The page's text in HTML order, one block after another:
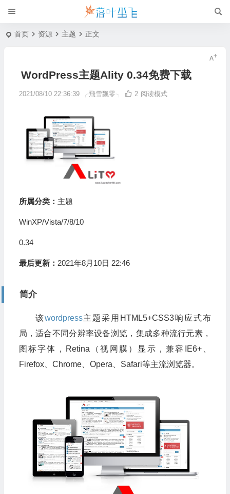
首页 资源 主题 正文
WordPress主题Ality 0.34免费下载
2021/08/10 22:36:39 ╭飛雪飄零╮ 2 阅读模式
所属分类： 主题
WinXP/Vista/7/8/10
0.34
最后更新： 2021年8月10日 22:46
简介
该wordpress主题采用HTML5+CSS3响应式布
局，适合不同分辨率设备浏览，集成多种流行元素，
图标字体，Retina（视网膜）显示，兼容IE6+、
Firefox、Chrome、Opera、Safari等主流浏览器。